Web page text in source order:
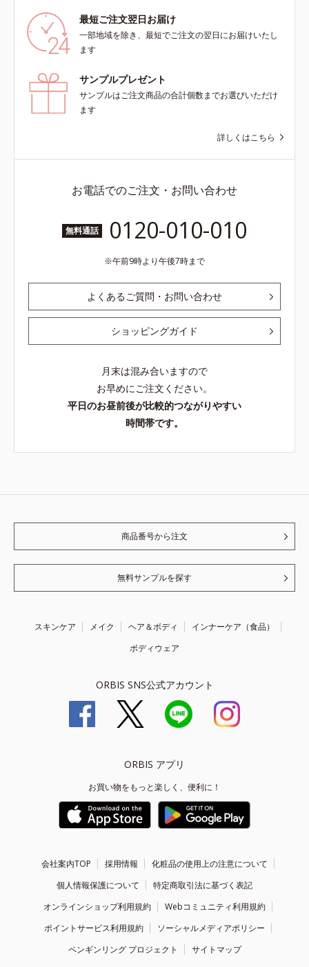
最短ご注文翌日お届け
一部地域を除き、最短でご注文の翌日にお届けいたし
ます
サンプルプレゼント
サンプルはご注文商品の合計個数までお選びいただけ
ます
詳しくはこちら
お電話でのご注文・お問い合わせ
無料通話 0120-010-010
午前9時より午後7時まで
よくあるご質問・お問い合わせ
ショッピングガイド
月末は混み合いますので
お早めにご注文ください。
平日のお昼前後が比較的つながりやすい
時間帯です。
商品番号から注文
無料サンプルを探す
スキンケア メイク ヘア＆ボディ
インナーケア（食品）
ボディウェア
ORBIS SNS公式アカウント
ORBIS アプリ
お買い物をもっと楽しく、便利に！
会社案内TOP 採用情報
化粧品の使用上の注意について
個人情報保護について
特定商取引法に基づく表記
オンラインショップ利用規約
Webコミュニティ利用規約
ポイントサービス利用規約
ソーシャルメディアポリシー
ペンギンリング プロジェクト
サイトマップ